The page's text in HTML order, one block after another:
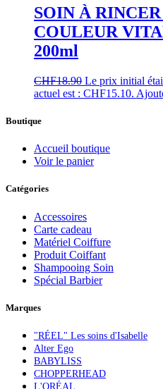
SOIN À
COULEUR
200ml
CHF18.90 Le prix initial
actuel est : CHF15.10.
Boutique
Accueil boutique
Voir le panier
Catégories
Accessoires
Carte cadeau
Matériel Coiffure
Produit Coiffant
Shampooing Soin
Spécial Barbier
Marques
"RÉEL" Les soins d'Isabelle
Alter Ego
BABYLISS
CHOPPERHEAD
L'ORÉAL